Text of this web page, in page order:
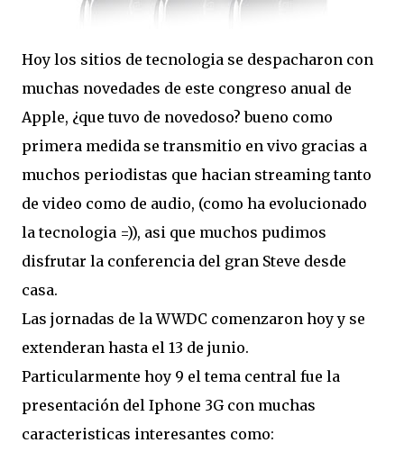
Hoy los sitios de tecnologia se despacharon con
muchas novedades de este congreso anual de
Apple, ¿que tuvo de novedoso? bueno como
primera medida se transmitio en vivo gracias a
muchos periodistas que hacian streaming tanto
de video como de audio, (como ha evolucionado
la tecnologia =)), asi que muchos pudimos
disfrutar la conferencia del gran Steve desde
casa.
Las jornadas de la WWDC comenzaron hoy y se
extenderan hasta el 13 de junio.
Particularmente hoy 9 el tema central fue la
presentación del Iphone 3G con muchas
caracteristicas interesantes como: